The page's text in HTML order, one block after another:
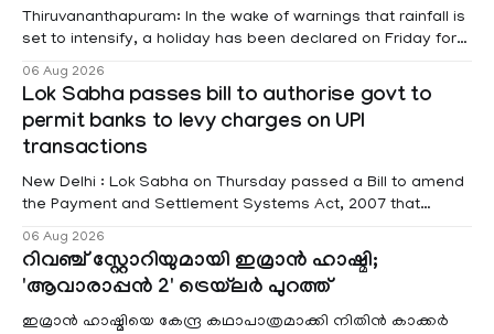
Thiruvananthapuram: In the wake of warnings that rainfall is
set to intensify, a holiday has been declared on Friday for
Kottayam, Wayanad and Kasaragod districts. Meanwhile, a
red alert remains in place on Thursday for Kottayam,
Pathanamtitta and Idukki districts. Following a red alert on
06 Aug 2026
Lok Sabha passes bill to authorise govt to
permit banks to levy charges on UPI
transactions
New Delhi : Lok Sabha on Thursday passed a Bill to amend
the Payment and Settlement Systems Act, 2007 that
service providers to levy charges on payments through
unified payments interface (UPI) and other notified
electronic payment modes. The amendment passed by the
06 Aug 2026
റിവഞ്ച് സ്റ്റോറിയുമായി ഇമ്രാൻ ഹാഷ്മി;
'ആവാരാപ്പൻ 2' ട്രെയ്‌ലർ പുറത്ത്
ഇമ്രാൻ ഹാഷ്മിയെ കേന്ദ്ര കഥാപാത്രമാക്കി നിതിൻ കാക്കർ